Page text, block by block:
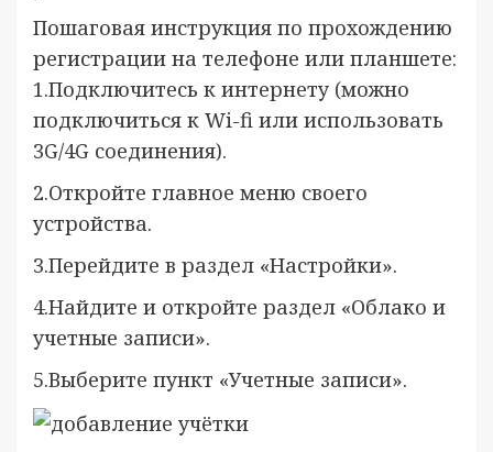
Пошаговая инструкция по прохождению
регистрации на телефоне или планшете:
1.Подключитесь к интернету (можно
подключиться к Wi-fi или использовать
3G/4G соединения).
2.Откройте главное меню своего
устройства.
3.Перейдите в раздел «Настройки».
4.Найдите и откройте раздел «Облако и
учетные записи».
5.Выберите пункт «Учетные записи».